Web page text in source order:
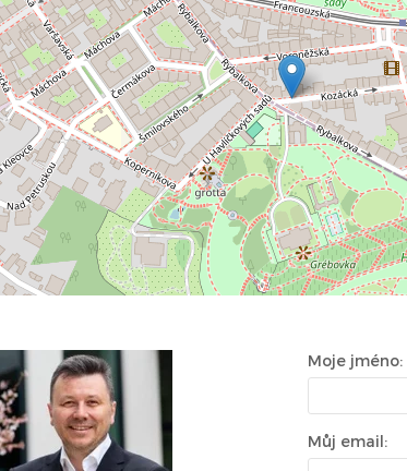
Moje jméno:
Můj email: